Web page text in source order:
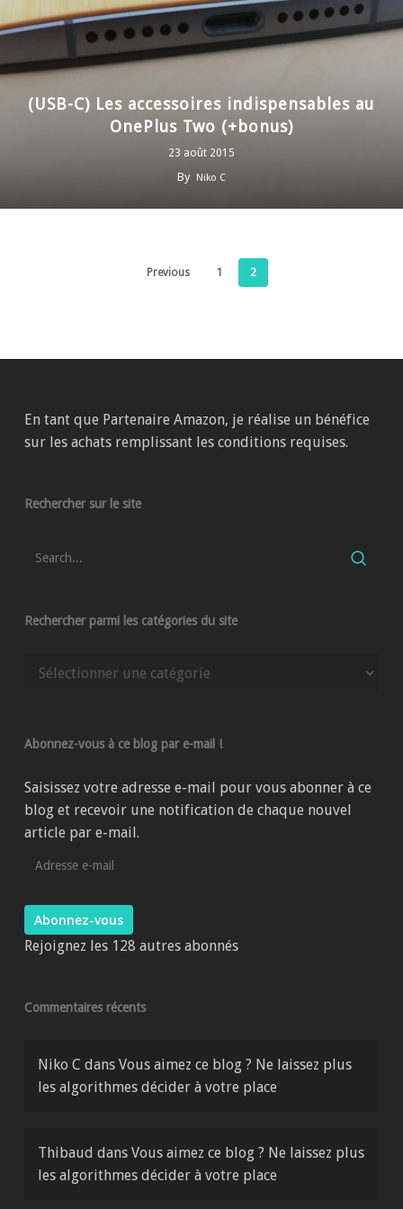
(USB-C) Les accessoires indispensables au
OnePlus Two (+bonus)
23 août 2015
By Niko C
Previous 1 2
En tant que Partenaire Amazon, je réalise un bénéfice
sur les achats remplissant les conditions requises.
Rechercher sur le site
Rechercher parmi les catégories du site
Rechercher
du
Abonnez-vous à ce blog par e-mail !
Saisissez votre adresse e-mail pour vous abonner à ce
blog et recevoir une notification de chaque nouvel
article par e-mail.
Abonnez-vous
Rejoignez les 128 autres abonnés
Commentaires récents
Niko C dans Vous aimez ce blog ? Ne laissez plus
les algorithmes décider à votre place
Thibaud dans Vous aimez ce blog ? Ne laissez plus
les algorithmes décider à votre place